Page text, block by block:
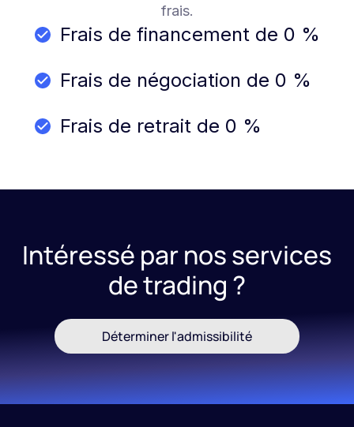
frais.
Frais de financement de 0 %
Frais de négociation de 0 %
Frais de retrait de 0 %
Intéressé par nos services
de trading ?
Déterminer l'admissibilité